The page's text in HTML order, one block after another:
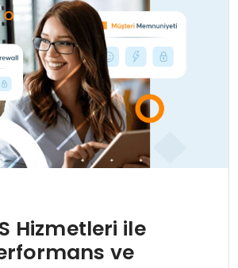
Hizmetleri ile
ve